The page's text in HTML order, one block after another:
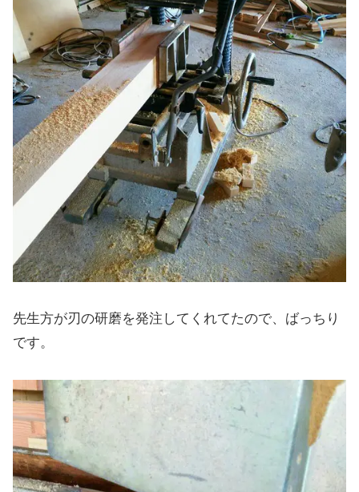
先生方が刃の研磨を発注してくれてたので、ばっちり
です。